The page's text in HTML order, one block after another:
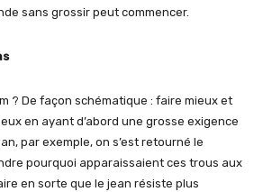
sans grossir peut commencer.
? De façon schématique : faire mieux et
en ayant d’abord une grosse exigence
par exemple, on s’est retourné le
pourquoi apparaissaient ces trous aux
en sorte que le jean résiste plus